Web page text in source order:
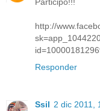
http://
Responder
Ssil 2 dic 2011,